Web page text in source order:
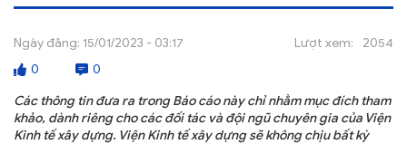
NGHIÊN CỨU
ẤN PHẨM
TƯ VẤN
Ngày đăng: 15/01/2023 - 03:17 Lượt xem:
2054
0
0
Các thông tin đưa ra trong Báo cáo này chỉ nhằm mục đích tham
khảo, dành riêng cho các đối tác và đội ngũ chuyên gia của Viện
Kinh tế xây dựng. Viện Kinh tế xây dựng sẽ không chịu bất kỳ